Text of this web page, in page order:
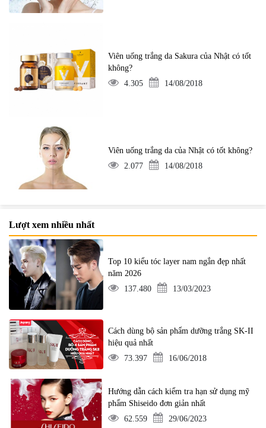
Viên uống trắng da Sakura của Nhật có tốt
không?
4.305
14/08/2018
Viên uống trắng da của Nhật có tốt không?
2.077
14/08/2018
Lượt xem nhiều nhất
Top 10 kiểu tóc layer nam ngắn đẹp nhất
năm 2026
137.480
13/03/2023
Cách dùng bộ sản phẩm dưỡng trắng SK-II
hiệu quả nhất
73.397
16/06/2018
Hướng dẫn cách kiểm tra hạn sử dụng mỹ
phẩm Shiseido đơn giản nhất
62.559
29/06/2023